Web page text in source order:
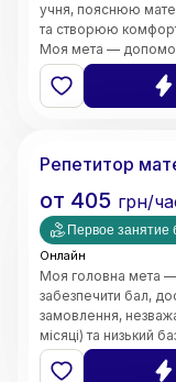
учня, пояснюю
та створюю
Моя мета —
зробити процес
Репетитор
от 405 грн/
Первое занятие
Онлайн
Моя головна мета
забезпечити бал,
замовлення,
місяці) та низький
Швидке відновлення